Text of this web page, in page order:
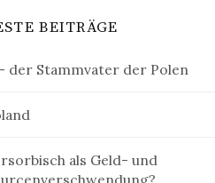
BEITRÄGE
der Stammvater der Polen
als Geld- und